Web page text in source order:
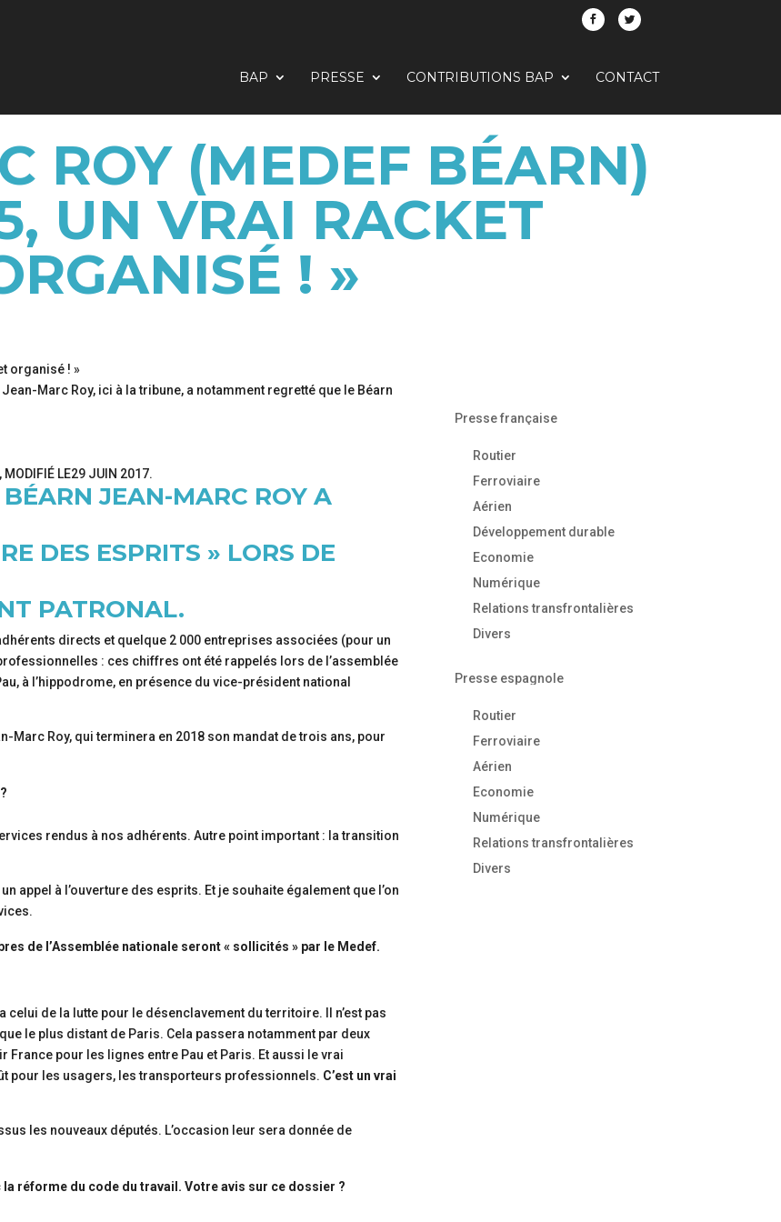
BAP PRESSE CONTRIBUTIONS BAP CONTACT
ROY (MEDEF BÉARN)
UN VRAI RACKET
! »
Marc Roy, ici à la tribune, a notamment regretté que le Béarn
, MODIFIÉ LE29 JUIN 2017.
JEAN-MARC ROY A
DES ESPRITS » LORS DE
PATRONAL.
directs et quelque 2 000 entreprises associées (pour un
: ces chiffres ont été rappelés lors de l’assemblée
à l’hippodrome, en présence du vice-président national
Marc Roy, qui terminera en 2018 son mandat de trois ans, pour
rendus à nos adhérents. Autre point important : la transition
appel à l’ouverture des esprits. Et je souhaite également que l’on
de l’Assemblée nationale seront « sollicités » par le Medef.
celui de la lutte pour le désenclavement du territoire. Il n’est pas
le plus distant de Paris. Cela passera notamment par deux
pour les lignes entre Pau et Paris. Et aussi le vrai
pour les usagers, les transporteurs professionnels. C’est un vrai
les nouveaux députés. L’occasion leur sera donnée de
réforme du code du travail. Votre avis sur ce dossier ?
Presse française
Routier
Ferroviaire
Aérien
Développement durable
Economie
Numérique
Relations transfrontalières
Divers
Presse espagnole
Routier
Ferroviaire
Aérien
Economie
Numérique
Relations transfrontalières
Divers